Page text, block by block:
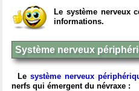
Le système nerveux
informations.
Système nerveux
Le système nerveux
nerfs qui émergent du névraxe :